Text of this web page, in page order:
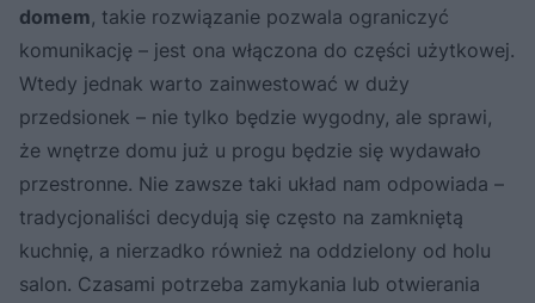
domem, takie rozwiązanie pozwala ograniczyć
komunikację – jest ona włączona do części użytkowej.
Wtedy jednak warto zainwestować w duży
przedsionek – nie tylko będzie wygodny, ale sprawi,
że wnętrze domu już u progu będzie się wydawało
przestronne. Nie zawsze taki układ nam odpowiada –
tradycjonaliści decydują się często na zamkniętą
kuchnię, a nierzadko również na oddzielony od holu
salon. Czasami potrzeba zamykania lub otwierania